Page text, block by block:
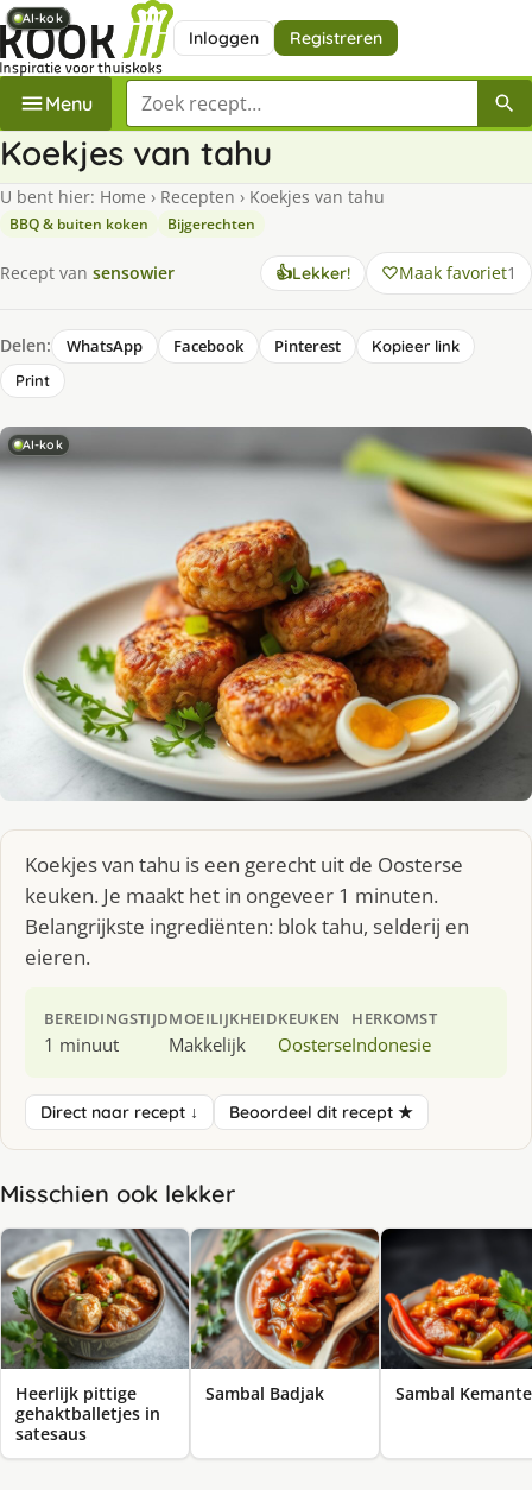
Inloggen Registreren
Menu Zoek een recept
Koekjes van tahu
U bent hier: Home › Recepten › Koekjes van tahu
BBQ & buiten koken Bijgerechten
Recept van sensowier 👍Lekker! Maak favoriet1
Delen: WhatsApp Facebook Pinterest
Kopieer link
Print
AI-kok
Koekjes van tahu is een gerecht uit de Oosterse
keuken. Je maakt het in ongeveer 1 minuten.
Belangrijkste ingrediënten: blok tahu, selderij en
eieren.
BEREIDINGSTIJD
1 minuut
MOEILIJKHEID
Makkelijk
KEUKEN
Oosterse
HERKOMST
Indonesie
Direct naar recept ↓ Beoordeel dit recept ★
Misschien ook lekker
AI-kok
Heerlijk pittige
gehaktballetjes in
satesaus
AI-kok
Sambal Badjak
AI-kok
Sambal
AI-kok
AI-kok
AI-kok
AI-kok
AI-kok